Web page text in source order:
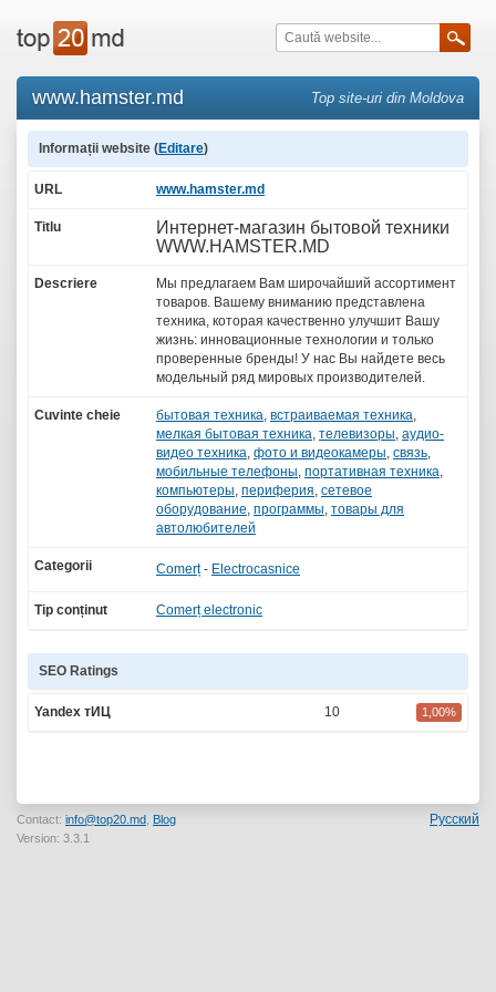
www.hamster.md Top site-uri din Moldova
Informații website (Editare)
URL www.hamster.md
Titlu
Интернет-магазин бытовой техники
WWW.HAMSTER.MD
Descriere
Мы предлагаем Вам широчайший ассортимент
товаров. Вашему вниманию представлена
техника, которая качественно улучшит Вашу
жизнь: инновационные технологии и только
проверенные бренды! У нас Вы найдете весь
модельный ряд мировых производителей.
Cuvinte cheie бытовая техника, встраиваемая техника,
мелкая бытовая техника, телевизоры, аудио-
видео техника, фото и видеокамеры, связь,
мобильные телефоны, портативная техника,
компьютеры, периферия, сетевое
оборудование, программы, товары для
автолюбителей
Categorii Comerț- Electrocasnice
Tip conținut Comerț electronic
SEO Ratings
Yandex тИЦ 10 1,00%
Contact: info@top20.md Blog
Version: 3.3.1
Русский